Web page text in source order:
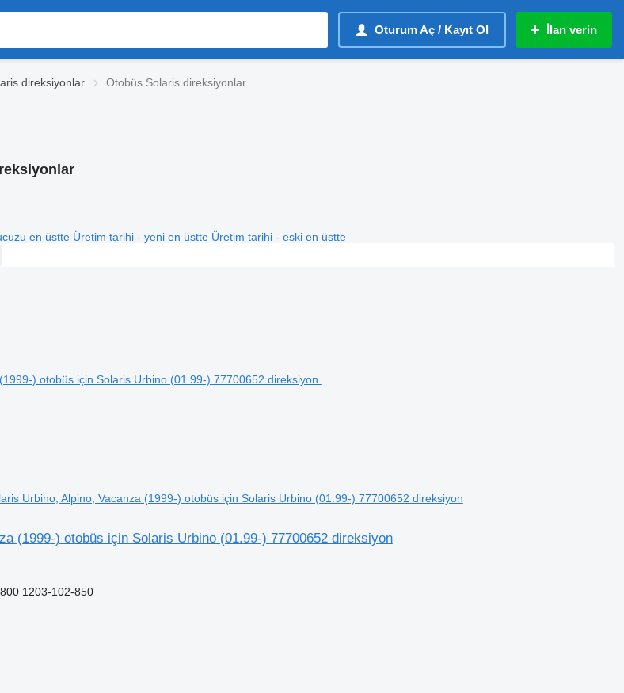
Oturum Aç / Kayıt Ol İlan verin
direksiyonlar Otobüs Solaris direksiyonlar
en üstte Üretim tarihi - yeni en üstte Üretim tarihi - eski en üstte
Urbino, Alpino, Vacanza (1999-) otobüs için Solaris Urbino (01.99-) 77700652 direksiyon
(1999-) otobüs için Solaris Urbino (01.99-) 77700652 direksiyon
1203-102-850